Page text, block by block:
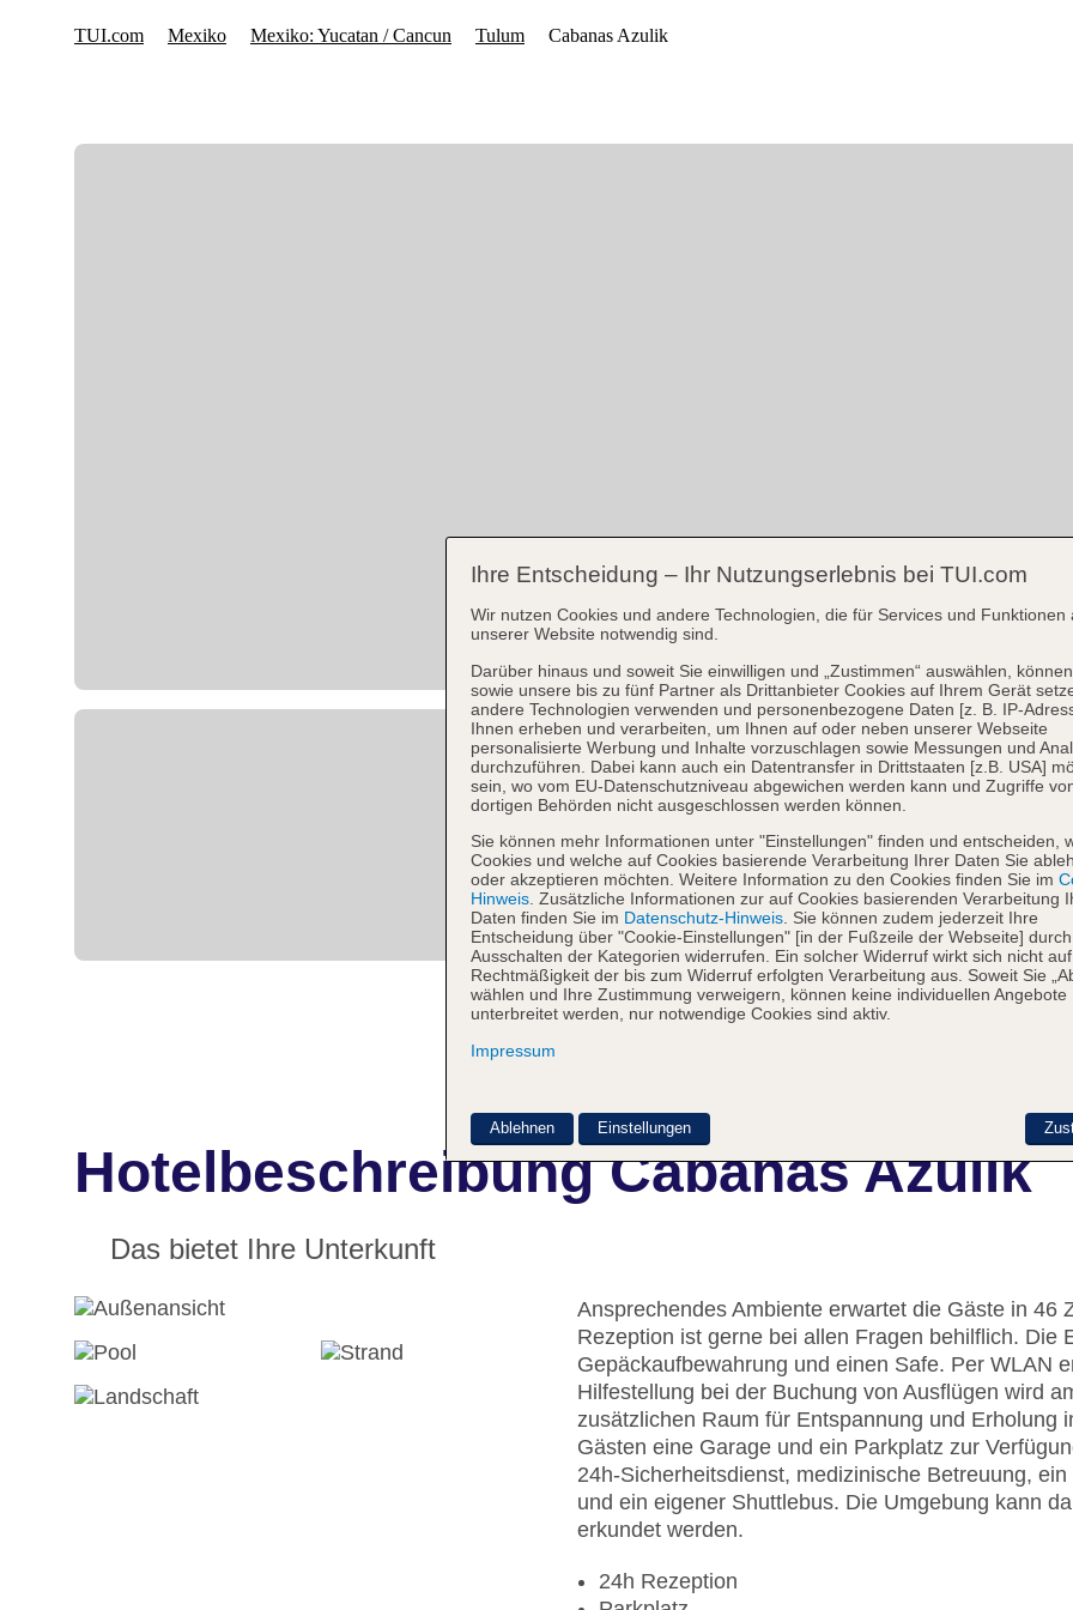
Hotelbeschreibung Cabanas Azulik
Das bietet Ihre Unterkunft
Ansprechendes Ambiente erwartet die Gäste in 46
Rezeption ist gerne bei allen Fragen behilflich. Die
Gepäckaufbewahrung und einen Safe. Per WLAN
Hilfestellung bei der Buchung von Ausflügen wird
zusätzlichen Raum für Entspannung und Erholung
Gästen eine Garage und ein Parkplatz zur
24h-Sicherheitsdienst, medizinische Betreuung,
und ein eigener Shuttlebus. Die Umgebung kann
erkundet werden.
24h Rezeption
Ihre Entscheidung – Ihr Nutzungserlebnis bei TUI.com
Wir nutzen Cookies und andere Technologien, die für Services und Funktionen
unserer Website notwendig sind.
Darüber hinaus und soweit Sie einwilligen und „Zustimmen“ auswählen,
sowie unsere bis zu fünf Partner als Drittanbieter Cookies auf Ihrem Gerät
andere Technologien verwenden und personenbezogene Daten [z. B. IP-
Ihnen erheben und verarbeiten, um Ihnen auf oder neben unserer Webseite
personalisierte Werbung und Inhalte vorzuschlagen sowie Messungen und
durchzuführen. Dabei kann auch ein Datentransfer in Drittstaaten [z.B. USA]
sein, wo vom EU-Datenschutzniveau abgewichen werden kann und Zugriffe
dortigen Behörden nicht ausgeschlossen werden können.
Sie können mehr Informationen unter "Einstellungen" finden und entscheiden,
Cookies und welche auf Cookies basierende Verarbeitung Ihrer Daten Sie
oder akzeptieren möchten. Weitere Information zu den Cookies finden Sie im
Hinweis . Zusätzliche Informationen zur auf Cookies basierenden Verarbeitung
Daten finden Sie im Datenschutz-Hinweis . Sie können zudem jederzeit Ihre
Entscheidung über "Cookie-Einstellungen" [in der Fußzeile der Webseite] durch
Ausschalten der Kategorien widerrufen. Ein solcher Widerruf wirkt sich nicht
Rechtmäßigkeit der bis zum Widerruf erfolgten Verarbeitung aus. Soweit Sie
wählen und Ihre Zustimmung verweigern, können keine individuellen Angebote
unterbreitet werden, nur notwendige Cookies sind aktiv.
Impressum
Ablehnen Einstellungen